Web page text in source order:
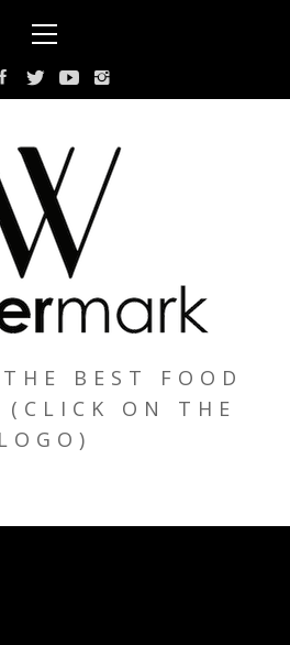
Menu
BEST FOOD
(CLICK ON THE
LOGO)